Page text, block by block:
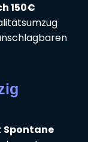
150€
Spontane